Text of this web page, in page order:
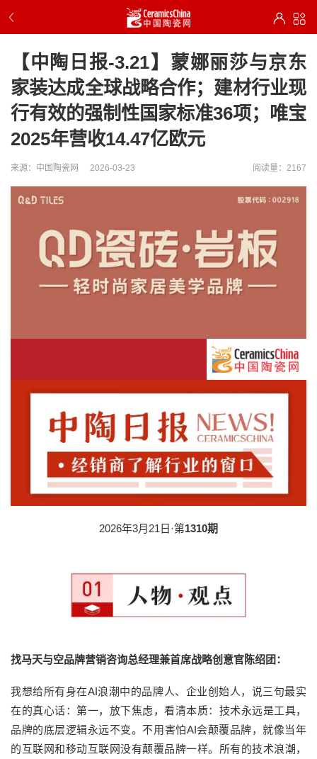
【中陶日报-3.21】蒙娜丽莎与京东
家装达成全球战略合作；建材行业现
行有效的强制性国家标准36项；唯宝
2025年营收14.47亿欧元
来源：中国陶瓷网 2026-03-23 阅读量：2167
2026年3月21日·第1310期
找马天与空品牌营销咨询总经理兼首席战略创意官陈绍团：
我想给所有身在AI浪潮中的品牌人、企业创始人，说三句最实
在的真心话：第一，放下焦虑，看清本质：技术永远是工具，
品牌的底层逻辑永远不变。不用害怕AI会颠覆品牌，就像当年
的互联网和移动互联网没有颠覆品牌一样。所有的技术浪潮，